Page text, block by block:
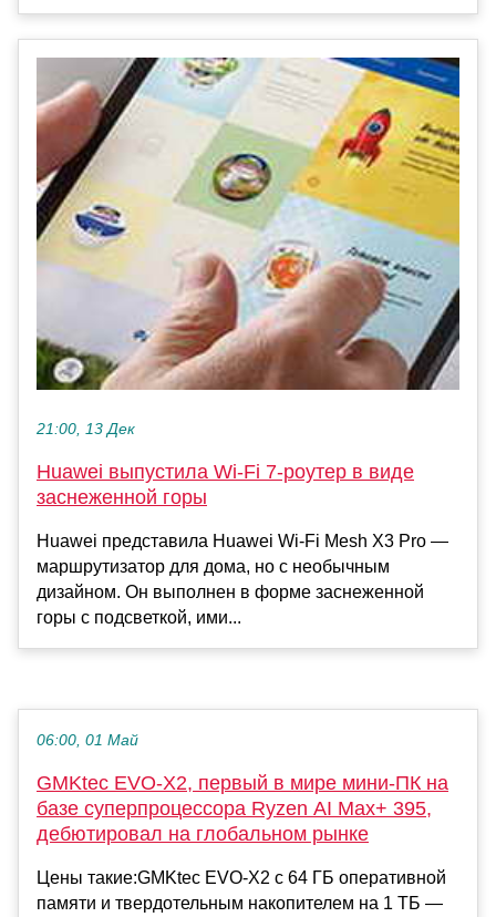
21:00, 13 Дек
Huawei выпустила Wi-Fi 7-роутер в виде
заснеженной горы
Huawei представила Huawei Wi-Fi Mesh X3 Pro —
маршрутизатор для дома, но с необычным
дизайном. Он выполнен в форме заснеженной
горы с подсветкой, ими...
06:00, 01 Май
GMKtec EVO-X2, первый в мире мини-ПК на
базе суперпроцессора Ryzen AI Max+ 395,
дебютировал на глобальном рынке
Цены такие:GMKtec EVO-X2 с 64 ГБ оперативной
памяти и твердотельным накопителем на 1 ТБ —